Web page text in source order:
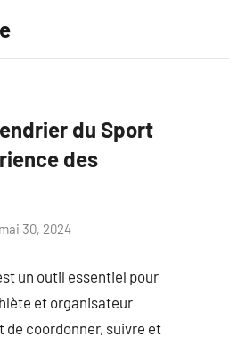
du Sport
des
mai 30, 2024
un outil essentiel pour
et organisateur
de coordonner, suivre et